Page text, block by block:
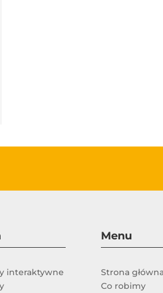
interaktywne
Menu
Strona główna
Co robimy